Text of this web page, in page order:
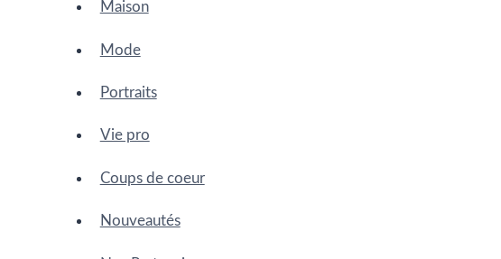
Maison
Mode
Portraits
Vie pro
Coups de coeur
Nouveautés